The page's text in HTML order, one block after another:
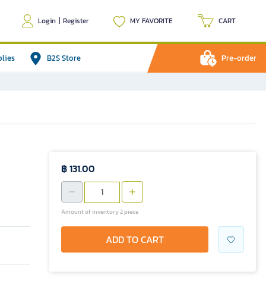
Login | Register MY FAVORITE CART
B2S Store Pre-order
฿ 131.00
Amount of inventory 2 piece
ADD TO CART